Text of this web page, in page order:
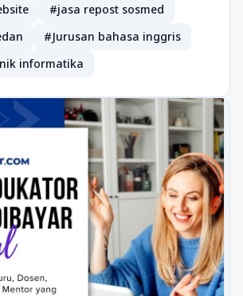
#jasa repost sosmed
#Jurusan bahasa inggris
informatika